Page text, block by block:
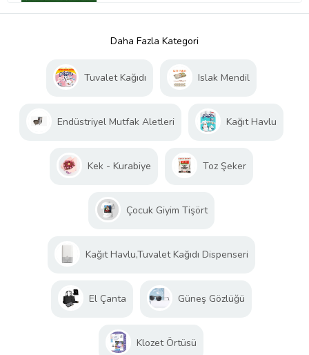
Daha Fazla Kategori
Tuvalet Kağıdı Islak Mendil
Endüstriyel Mutfak Aletleri Kağıt Havlu
Kek - Kurabiye Toz Şeker
Çocuk Giyim Tişört
Kağıt Havlu,Tuvalet Kağıdı Dispenseri
El Çanta Güneş Gözlüğü
Klozet Örtüsü